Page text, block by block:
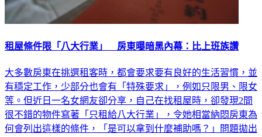
租屋條件限「八大行業」 房東曝暗黑內幕：比上班族讚
大多數房東在挑選租客時，都會要求要有良好的生活習慣，並
有穩定工作，少部分也會有「特殊要求」，例如只限男、限女
等。但近日一名女網友卻分享，自己在找租屋時，卻發現2間
很不錯的物件寫著「只租給八大行業」，令她相當納悶房東為
何會列出這樣的條件，「是可以拿到什麼補助嗎？」問題拋出